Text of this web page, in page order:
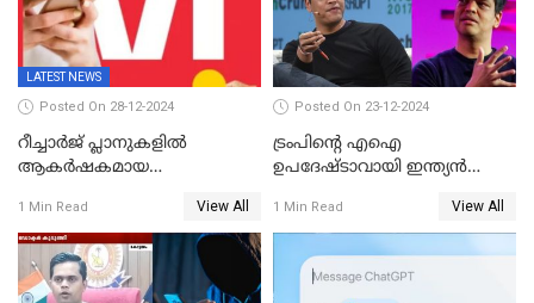
LATEST NEWS
Posted On 28-12-2024
റീച്ചാര്‍ജ് പ്ലാനുകളില്‍
ആകർഷകമായ
വരുത്തി വിഐ
1 Min Read View All
Posted On 23-12-2024
ട്രംപിന്റെ എഐ
ഉപദേഷ്ടാവായി ഇന്ത്യൻ
1 Min Read View All